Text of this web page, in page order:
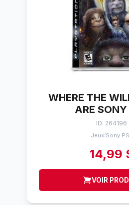
WHERE THE
ARE SONY
ID: 264196
Jeux/Sony
14,99
VOIR